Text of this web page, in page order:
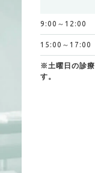
9:00～12:00
15:00～17:00
※土曜日の診療
す。